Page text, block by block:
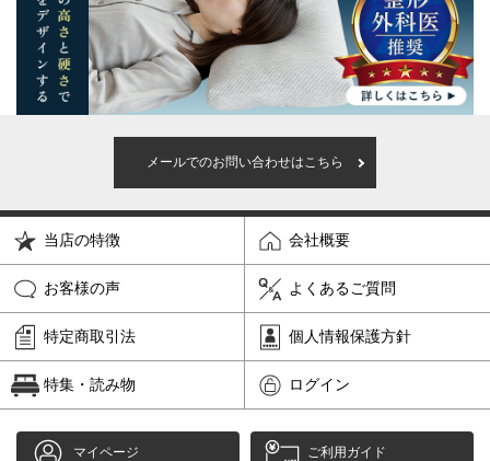
メールでのお問い合わせはこちら
当店の特徴 会社概要
お客様の声 よくあるご質問
特定商取引法 個人情報保護方針
特集・読み物 ログイン
マイページ ご利用ガイド